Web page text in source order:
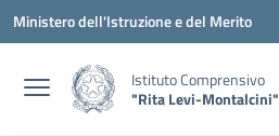
Vai ai contenuti
Vai al menu di navigazione
Vai al footer
Ministero dell'Istruzione e del Merito
Istituto Comprensivo
"Rita Levi-Montalcini"